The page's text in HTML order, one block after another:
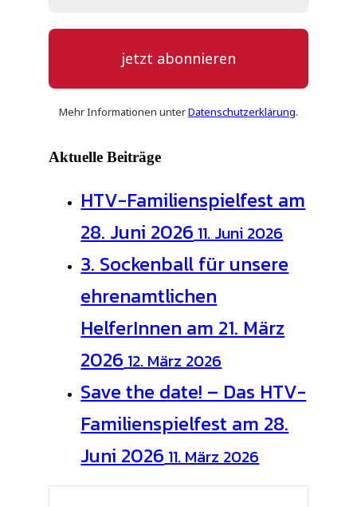
Mehr Informationen unterDatenschutzerklärung.
Aktuelle Beiträge
HTV-Familienspielfest am
28. Juni 2026 11. Juni 2026
3. Sockenball für unsere
ehrenamtlichen
HelferInnen am 21. März
2026 12. März 2026
Save the date! – Das HTV-
Familienspielfest am 28.
Juni 2026 11. März 2026